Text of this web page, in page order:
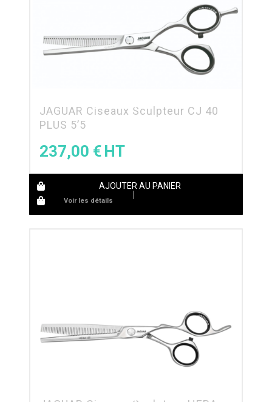
JAGUAR Ciseaux Sculpteur CJ 40
PLUS 5’5
237,00 €
AJOUTER AU PANIER
Voir les détails